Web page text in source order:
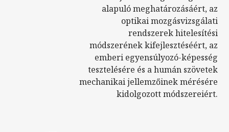
alapuló meghatározásáért, az
optikai mozgásvizsgálati
rendszerek hitelesítési
módszerének kifejlesztéséért, az
emberi egyensúlyozó-képesség
tesztelésére és a humán szövetek
mechanikai jellemzőinek mérésére
kidolgozott módszereiért.